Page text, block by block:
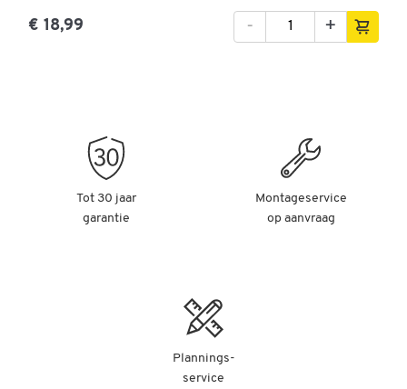
€ 18,99 +
-
Tot 30 jaar
garantie
Montageservice
op aanvraag
Plannings-
service